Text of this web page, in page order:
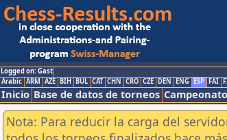
Logged on: Gast
Arabic ARM AZE BIH BUL CAT CHN CRO CZE DEN ENG ESP FAI
Inicio Base de datos de torneos
Nota: Para reducir la carga del